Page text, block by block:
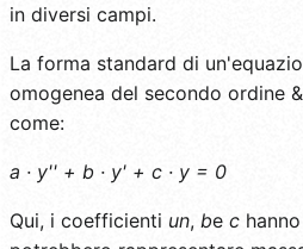
in diversi campi.
La forma standard di
omogenea del secondo ordine
come:
a · y'' + b · y' + c · y = 0
Qui, i coefficienti un, be c